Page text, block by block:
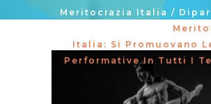
Meritocrazia Italia /
Italia: Si Promuovano
Performative In Tutti I